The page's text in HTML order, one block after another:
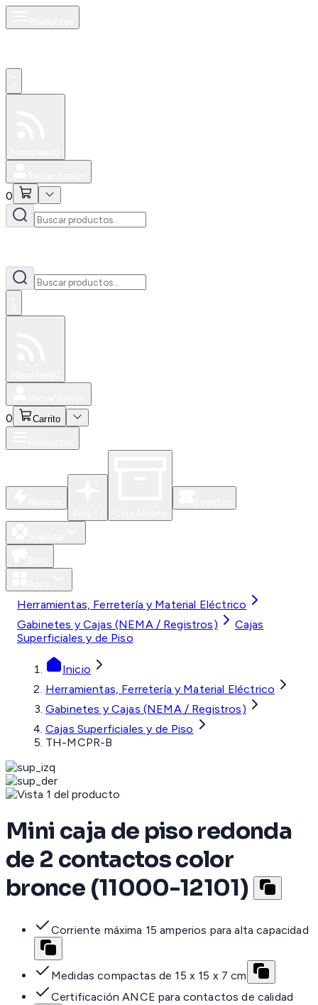
0
0 Carrito
Herramientas, Ferretería y Material Eléctrico
Gabinetes y Cajas (NEMA / Registros)
Cajas
Superficiales y de Piso
Inicio
Herramientas, Ferretería y Material Eléctrico
Gabinetes y Cajas (NEMA / Registros)
Cajas Superficiales y de Piso
TH-MCPR-B
Mini caja de piso redonda
de 2 contactos color
bronce (11000-12101)
Corriente máxima 15 amperios para alta capacidad
Medidas compactas de 15 x 15 x 7 cm
Certificación ANCE para contactos de calidad